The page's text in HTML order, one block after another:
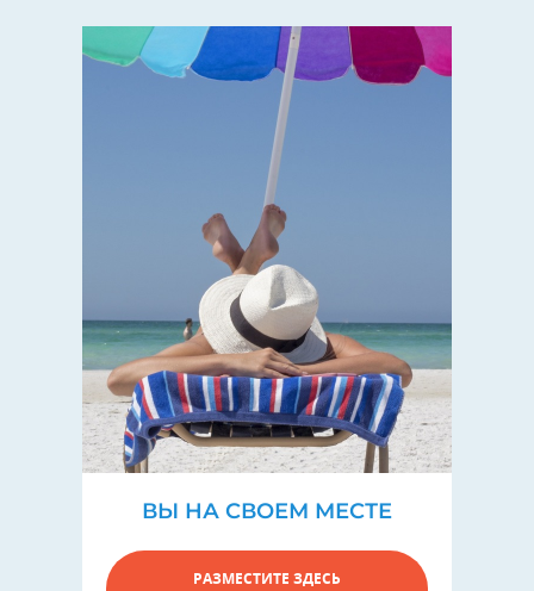
ВЫ НА СВОЕМ МЕСТЕ
РАЗМЕСТИТЕ ЗДЕСЬ